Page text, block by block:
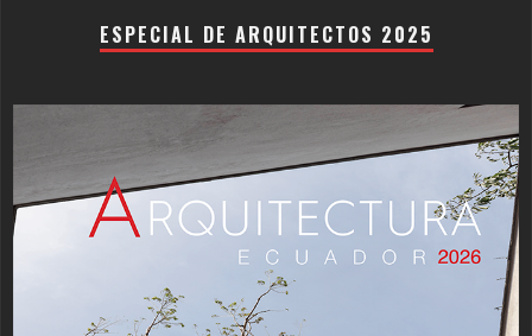
ESPECIAL DE ARQUITECTOS 2025